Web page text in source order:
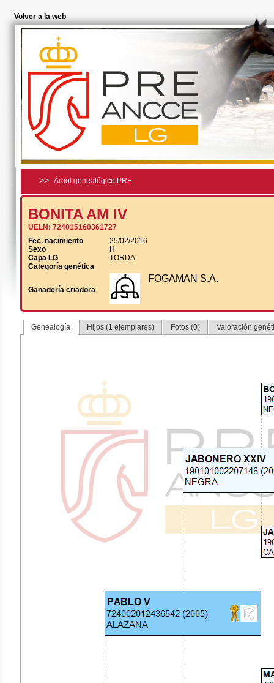
Volver a la web
>> Árbol genealógico PRE
BONITA AM IV
UELN: 724015160361727
Fec. nacimiento
25/02/2016
Sexo
H
Capa LG
TORDA
Categoría genética
Ganadería criadora
FOGAMAN S.A.
Genealogía Hijos (1 ejemplares) Fotos (0) Valoración